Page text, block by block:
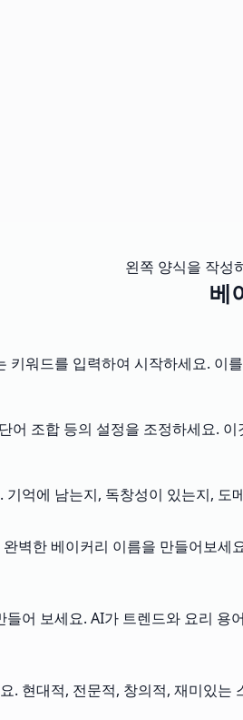
왼쪽 양식을 작성
베
키워드를 입력하여 시작하세요. 이
어 조합 등의 설정을 조정하세요.
억에 남는지, 독창성이 있는지,
벽한 베이커리 이름을 만들어보세
어 보세요. AI가 트렌드와 요리 용
. 현대적, 전문적, 창의적, 재미있